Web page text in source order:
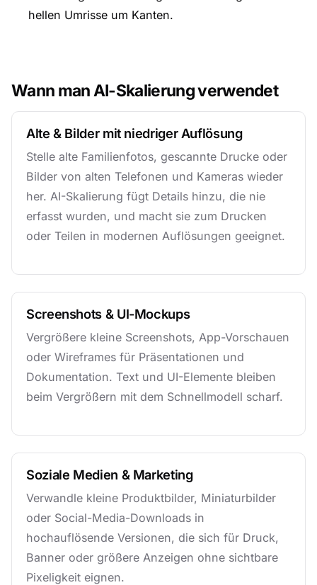
hellen Umrisse um Kanten.
Wann man AI-Skalierung verwendet
Alte & Bilder mit niedriger Auflösung
Stelle alte Familienfotos, gescannte Drucke oder
Bilder von alten Telefonen und Kameras wieder
her. AI-Skalierung fügt Details hinzu, die nie
erfasst wurden, und macht sie zum Drucken
oder Teilen in modernen Auflösungen geeignet.
Screenshots & UI-Mockups
Vergrößere kleine Screenshots, App-Vorschauen
oder Wireframes für Präsentationen und
Dokumentation. Text und UI-Elemente bleiben
beim Vergrößern mit dem Schnellmodell scharf.
Soziale Medien & Marketing
Verwandle kleine Produktbilder, Miniaturbilder
oder Social-Media-Downloads in
hochauflösende Versionen, die sich für Druck,
Banner oder größere Anzeigen ohne sichtbare
Pixeligkeit eignen.